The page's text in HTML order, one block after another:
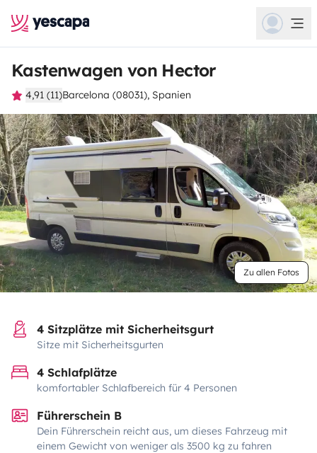
Kastenwagen von Hector
4,91 (11)Barcelona (08031), Spanien
Zu allen Fotos
4 Sitzplätze mit Sicherheitsgurt
Sitze mit Sicherheitsgurten
4 Schlafplätze
komfortabler Schlafbereich für 4 Personen
Führerschein B
Dein Führerschein reicht aus, um dieses Fahrzeug mit
einem Gewicht von weniger als 3500 kg zu fahren